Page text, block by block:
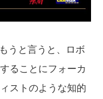
うと言うと、ロボ
ることにフォーカ
ストのような知的